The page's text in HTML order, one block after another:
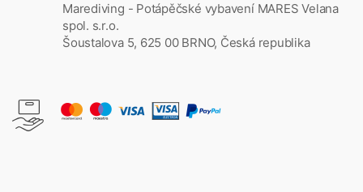
Marediving - Potápěčské vybavení MARES Velana
spol. s.r.o.
Šoustalova 5, 625 00 BRNO, Česká republika